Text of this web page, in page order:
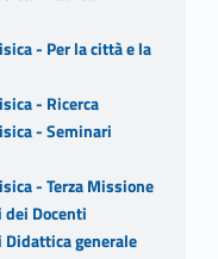
- Per la città e la
- Ricerca
- Seminari
- Terza Missione
Docenti
generale